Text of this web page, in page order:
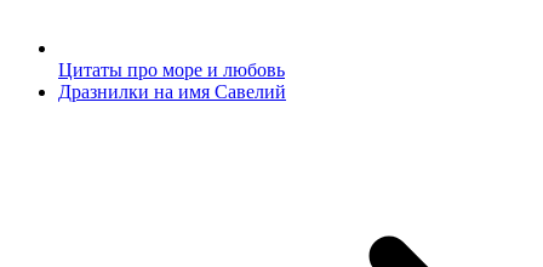
Цитаты про море и любовь
Дразнилки на имя Савелий